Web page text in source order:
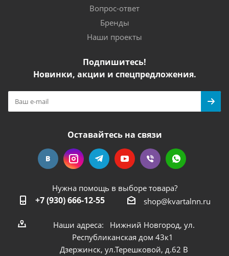
Вопрос-ответ
Бренды
Наши проекты
Подпишитесь!
Новинки, акции и спецпредложения.
Оставайтесь на связи
Нужна помощь в выборе товара?
+7 (930) 666-12-55 shop@kvartalnn.ru
Наши адреса: Нижний Новгород, ул.
Республиканская дом 43к1
Дзержинск, ул.Терешковой, д.62 В